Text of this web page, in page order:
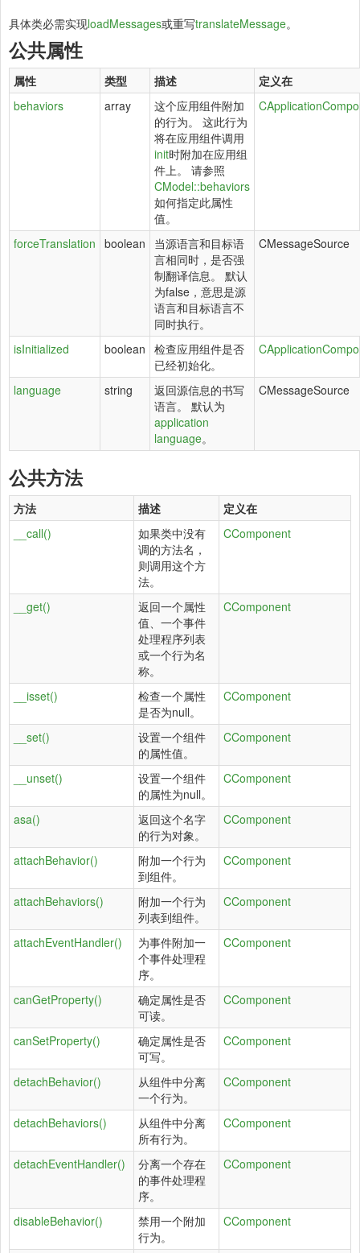
具体类必需实现loadMessages或重写translateMessage。
公共属性
属性 类型 描述
定义在
behaviors
array
这个应用组件附加
的行为。 这此行为
将在应用组件调用
init时附加在应用组
件上。 请参照
CModel::behaviors
如何指定此属性
值。
forceTranslation boolean
当源语言和目标语
言相同时，是否强
制翻译信息。 默认
为false，意思是源
语言和目标语言不
同时执行。
CMessageSource
isInitialized boolean 检查应用组件是否
已经初始化。
language string
返回源信息的书写
语言。 默认为
application
language。
CMessageSource
公共方法
方法 描述
定义在
__call()
如果类中没有
调的方法名，
则调用这个方
法。
CComponent
__get()
返回一个属性
值、一个事件
处理程序列表
或一个行为名
称。
CComponent
__isset()
检查一个属性
是否为null。
CComponent
__set()
设置一个组件
的属性值。
CComponent
__unset()
设置一个组件
的属性为null。
CComponent
asa()
返回这个名字
的行为对象。
CComponent
attachBehavior()
附加一个行为
到组件。
CComponent
attachBehaviors()
附加一个行为
列表到组件。
CComponent
attachEventHandler()
为事件附加一
个事件处理程
序。
CComponent
canGetProperty()
确定属性是否
可读。
CComponent
canSetProperty()
确定属性是否
可写。
CComponent
detachBehavior()
从组件中分离
一个行为。
CComponent
detachBehaviors()
从组件中分离
所有行为。
CComponent
detachEventHandler()
分离一个存在
的事件处理程
序。
CComponent
disableBehavior()
禁用一个附加
行为。
CComponent